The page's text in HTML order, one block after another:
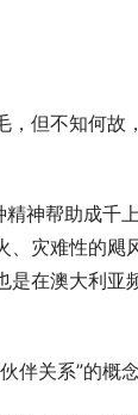
，但不知何故
精神帮助成千
、灾难性的飓
是在澳大利亚
关系”的概念